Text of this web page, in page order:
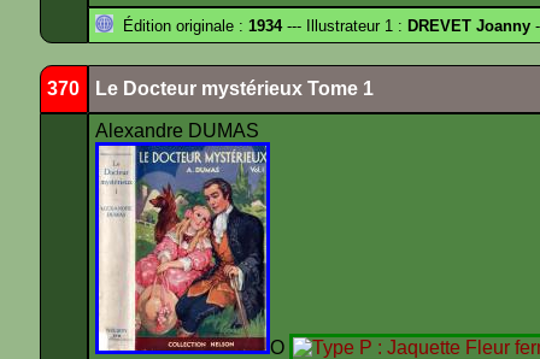
Édition originale : 1934--- Illustrateur 1 : DREVET Joanny
370 Le Docteur mystérieux Tome 1
Alexandre DUMAS
O